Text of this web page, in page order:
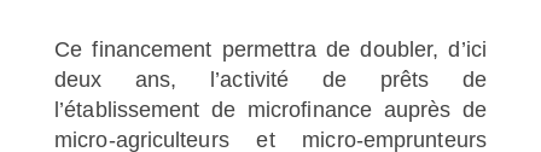
Ce financement permettra de doubler, d’ici
deux ans, l’activité de prêts de
l’établissement de microfinance auprès de
micro-agriculteurs et micro-emprunteurs